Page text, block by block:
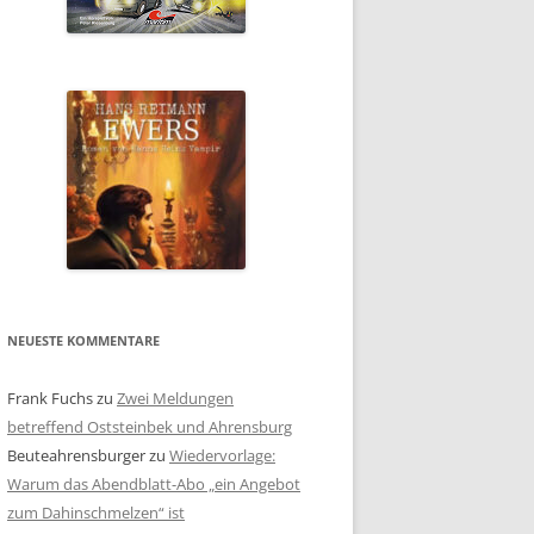
NEUESTE KOMMENTARE
Frank Fuchszu Zwei Meldungen
betreffend Oststeinbek und Ahrensburg
Beuteahrensburgerzu Wiedervorlage:
Warum das Abendblatt-Abo „ein Angebot
zum Dahinschmelzen“ ist